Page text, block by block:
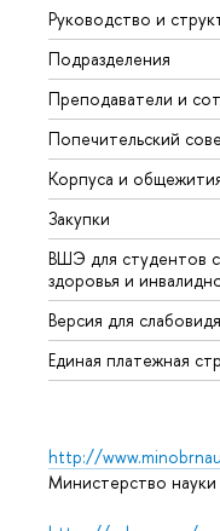
Руководство и
Подразделения
Преподаватели и
Попечительский
Корпуса и
Закупки
ВШЭ для студентов
здоровья и
Версия для
Единая платежная
http://
Министерство